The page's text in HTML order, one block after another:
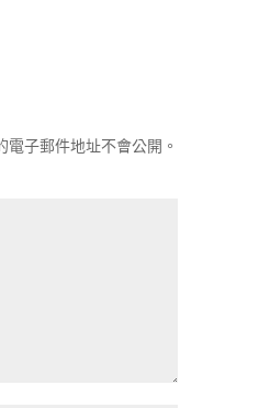
子郵件地址不會公開。